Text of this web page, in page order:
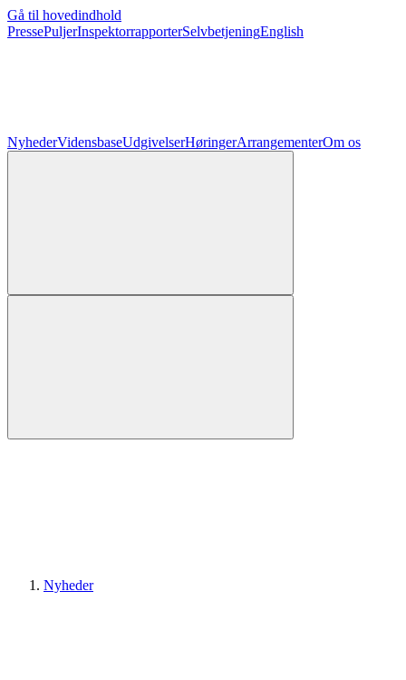
Gå til hovedindhold
PressePuljerInspektorrapporterSelvbetjeningEnglish
NyhederVidensbaseUdgivelserHøringerArrangementerOm os
Nyheder